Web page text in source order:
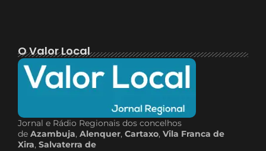
O Valor Local
Jornal e Rádio Regionais dos concelhos
de Azambuja, Alenquer, Cartaxo, Vila Franca de
Xira, Salvaterra de